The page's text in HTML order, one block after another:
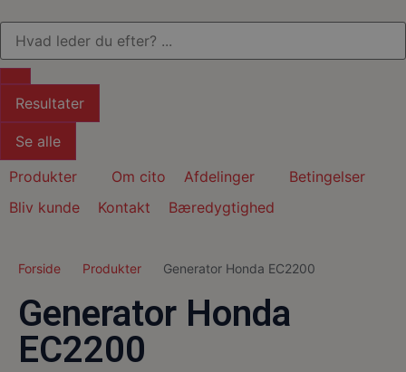
Resultater
Se alle
Produkter
Om cito Afdelinger
Betingelser
Bliv kunde
Kontakt Bæredygtighed
Forside Produkter Generator Honda EC2200
Generator Honda
EC2200